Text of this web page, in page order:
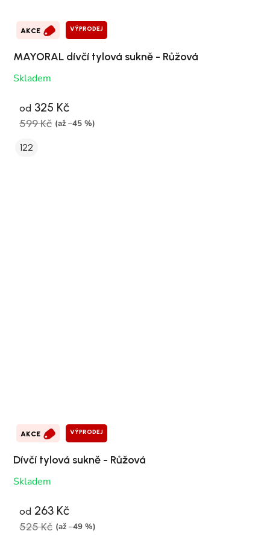
AKCE VÝPRODEJ
MAYORAL dívčí tylová sukně - Růžová
Skladem
od 325 Kč
599 Kč (až –45 %)
122
AKCE VÝPRODEJ
Dívčí tylová sukně - Růžová
Skladem
od 263 Kč
525 Kč (až –49 %)